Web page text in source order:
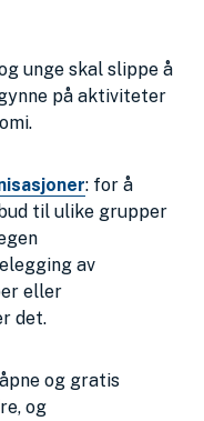
unge skal slippe å
på aktiviteter
: for å
til ulike grupper
av
eller
det.
og gratis
og